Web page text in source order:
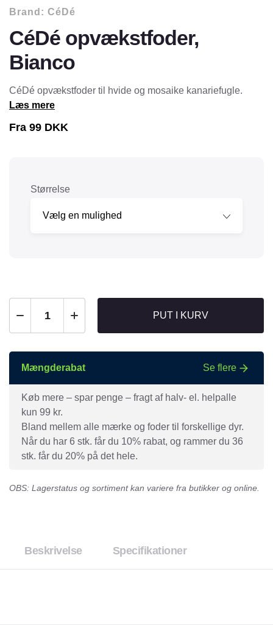
Brand: CéDé
CéDé opvækstfoder,
Bianco
CéDé opvækstfoder til hvide og mosaike kanariefugle.
Læs mere
Fra 99 DKK
Størrelse
PUT I KURV
Mængderabat Se flere
Køb mere – spar penge – fragt af halv- el. helpalle
kun 99 kr.
Bland mellem alle mærke og foder til forskellige dyr.
Når du har 6 stk. får du 10% rabat, og rammer du 36
stk. får du 20% på det hele.
OBS: Lagerstatus og sortiment kan variere fra butikker og online.
Beskrivelse Specifikationer